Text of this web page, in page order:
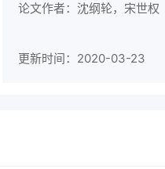
论文作者：沈纲轮，宋世权
更新时间：2020-03-23